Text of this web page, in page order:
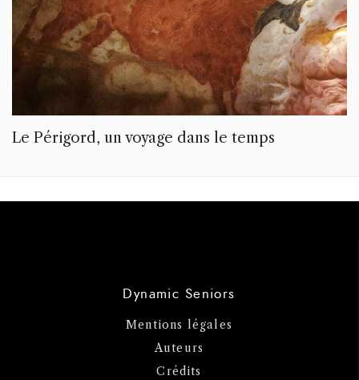
Le Périgord, un voyage dans le temps
Dynamic Seniors
Mentions légales
Auteurs
Crédits